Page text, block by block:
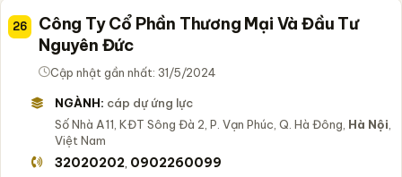
26
Công Ty Cổ Phần Thương Mại Và Đầu Tư
Nguyên Đức
Cập nhật gần nhất: 31/5/2024
NGÀNH: cáp dự ứng lực
Số Nhà A11, KĐT Sông Đà 2, P. Vạn Phúc, Q. Hà Đông, Hà Nội
Việt Nam
32020202, 0902260099